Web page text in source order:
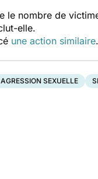
le nombre de
elle.
une action similaire
SEXUELLE